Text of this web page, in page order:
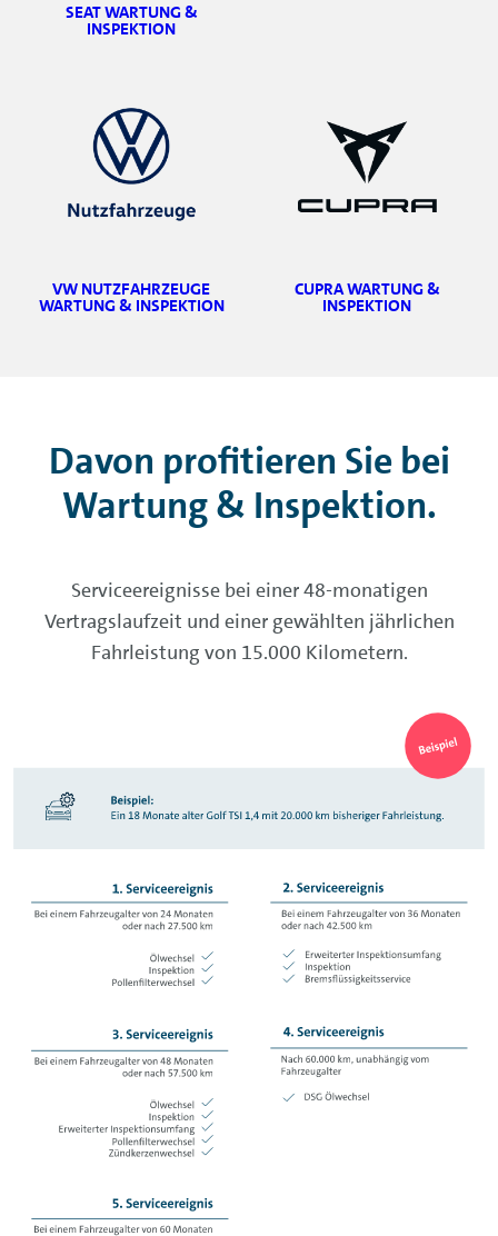
SEAT WARTUNG &
INSPEKTION
VW NUTZFAHRZEUGE
WARTUNG & INSPEKTION
CUPRA WARTUNG &
INSPEKTION
Davon profitieren Sie bei
Wartung & Inspektion.
Serviceereignisse bei einer 48-monatigen
Vertragslaufzeit und einer gewählten jährlichen
Fahrleistung von 15.000 Kilometern.